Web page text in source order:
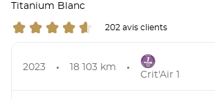
Titanium Blanc
202 avis clients
2023 18 103 km
Crit'Air 1